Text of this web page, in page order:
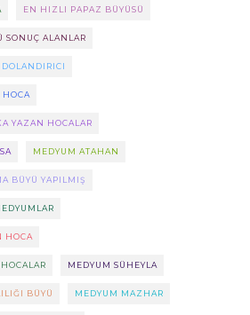
EN HIZLI PAPAZ BÜYÜSÜ
SONUÇ ALANLAR
YAZAN HOCALAR
MEDYUM ATAHAN
BÜYÜ YAPILMIŞ
HOCA
MEDYUM SÜHEYLA
BÜYÜ MEDYUM MAZHAR